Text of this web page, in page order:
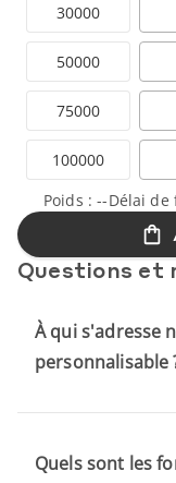
30000
50000
75000
100000
Poids :--Délai de
Questions et
À qui s'adresse
personnalisable
Quels sont les